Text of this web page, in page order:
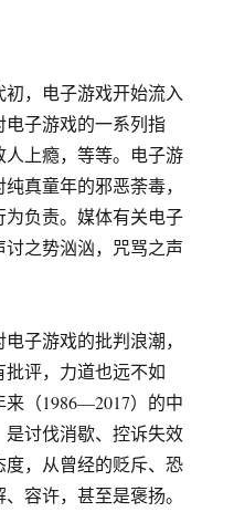
，电子游戏开始流入
子游戏的一系列指
上瘾，等等。电子游
真童年的邪恶荼毒，
负责。媒体有关电子
之势汹汹，咒骂之声
子游戏的批判浪潮，
评，力道也远不如
（1986—2017）的中
讨伐消歇、控诉失效
，从曾经的贬斥、恐
容许，甚至是褒扬。